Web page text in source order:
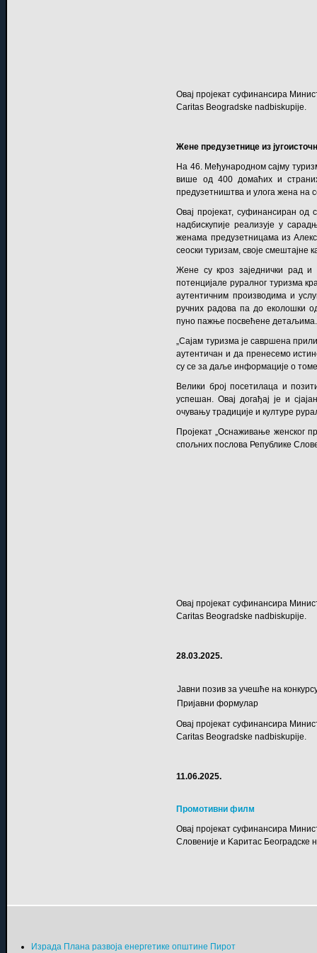
Овај пројекат суфинансира
Caritas Beogradske nadbiskupije
Жене предузетнице из
На 46. Међународном сајму
више од 400 домаћих и
предузетништва и улога жена на
Oвај пројекат, суфинансиран
надбискупије реализује у
женама предузетницама из
сеоски туризам, своје смештајне
Жене су кроз заједнички рад и
потенцијале руралног туризма
аутентичним производима и
ручних радова па до еколошки
пуно пажње посвећене детаљима.
„Сајам туризма је савршена
аутентичан и да пренесемо
су се за даље информације о томе
Велики број посетилаца и
успешан. Овај догађај је и
очувању традиције и културе
Пројекат „Оснаживање женског
спољних послова Републике
Овај пројекат суфинансира
Caritas Beogradske nadbiskupije
28.03.2025.
Јавни позив за учешће на
Пријавни формулар
Овај пројекат суфинансира
Caritas Beogradske nadbiskupije
11.06.2025.
Промотивни филм
Овај пројекат суфинансира
Словеније и Kаритас Београдске
Израда Плана развоја енергетике општине Пирот